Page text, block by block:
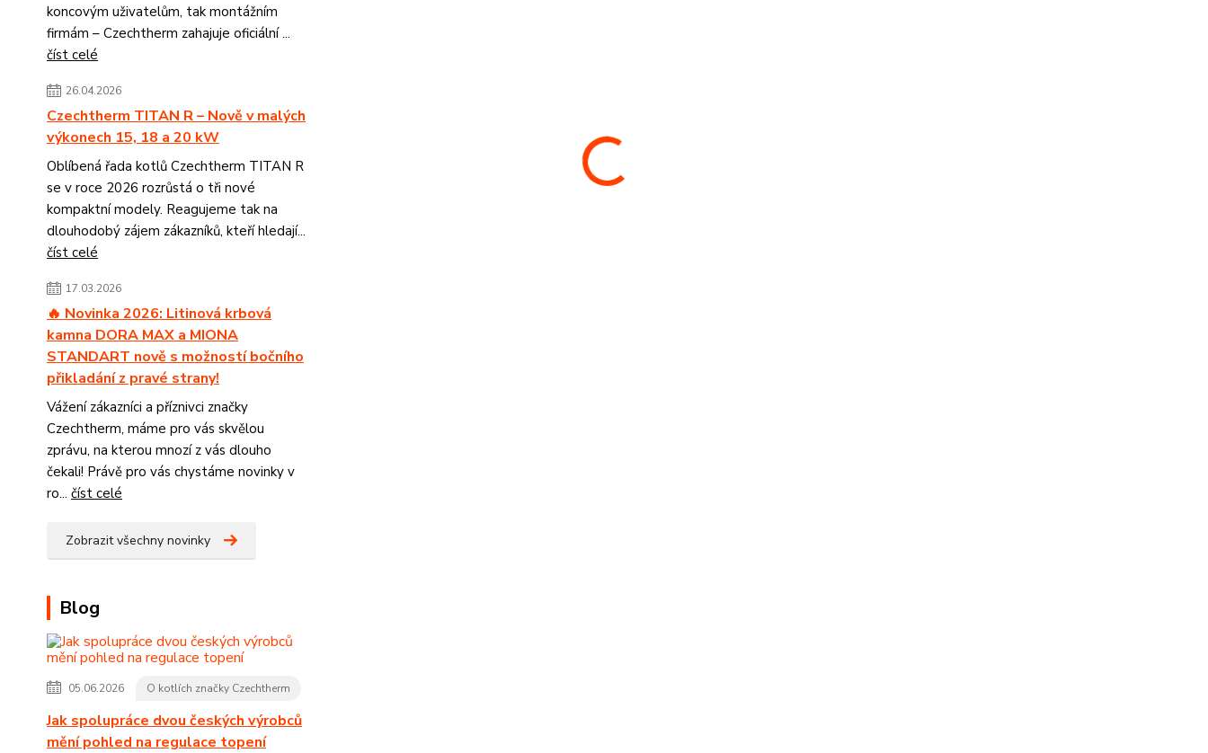
koncovým uživatelům, tak montážním
firmám – Czechtherm zahajuje oficiální ...
číst celé
26.04.2026
Czechtherm TITAN R – Nově v malých
výkonech 15, 18 a 20 kW
Oblíbená řada kotlů Czechtherm TITAN R
se v roce 2026 rozrůstá o tři nové
kompaktní modely. Reagujeme tak na
dlouhodobý zájem zákazníků, kteří hledají...
číst celé
17.03.2026
🔥 Novinka 2026: Litinová krbová
kamna DORA MAX a MIONA
STANDART nově s možností bočního
přikladání z pravé strany!
Vážení zákazníci a příznivci značky
Czechtherm, máme pro vás skvělou
zprávu, na kterou mnozí z vás dlouho
čekali! Právě pro vás chystáme novinky v
ro... číst celé
Zobrazit všechny novinky
Blog
05.06.2026 O kotlích značky Czechtherm
Jak spolupráce dvou českých výrobců
mění pohled na regulace topení